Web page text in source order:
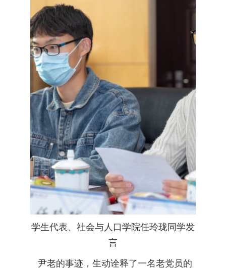
学生代表、社会与人口学院任玲珑同学发
言
尹老的事迹，生动诠释了一名老党员的